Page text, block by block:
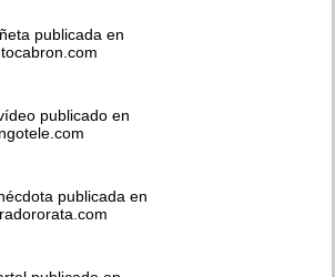
publicada en
publicado en
publicada en